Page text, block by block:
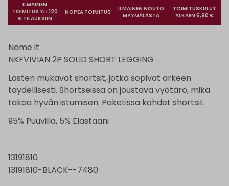
ILMAINEN
TOIMITUS YLI 120
€ TILAUKSIIN
NOPEA TOIMITUS
ILMAINEN NOUTO
MYYMÄLÄSTÄ
TOIMITUSKULUT
ALKAEN 6,90 €
Name it
NKFVIVIAN 2P SOLID SHORT LEGGING
Lasten mukavat shortsit, jotka sopivat arkeen
täydellisesti. Shortseissa on joustava vyötärö, mikä
takaa hyvän istumisen. Paketissa kahdet shortsit.
95% Puuvilla, 5% Elastaani
13191810
13191810-BLACK--7480